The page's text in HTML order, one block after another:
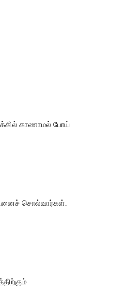
காணாமல் போய்
சொல்வார்கள்.